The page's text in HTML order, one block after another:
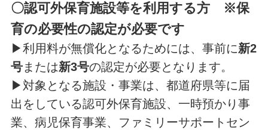
〇認可外保育施設等を利用する方 ※保
育の必要性の認定が必要です
▶利用料が無償化となるためには、事前に新2
号または新3号の認定が必要となります。
▶対象となる施設・事業は、都道府県等に届
出をしている認可外保育施設、一時預かり事
業、病児保育事業、ファミリーサポートセン